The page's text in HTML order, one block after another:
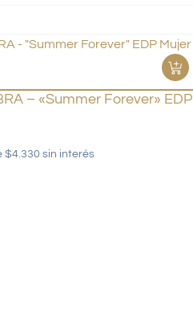
– «Summer Forever» EDP
$4.330 sin interés